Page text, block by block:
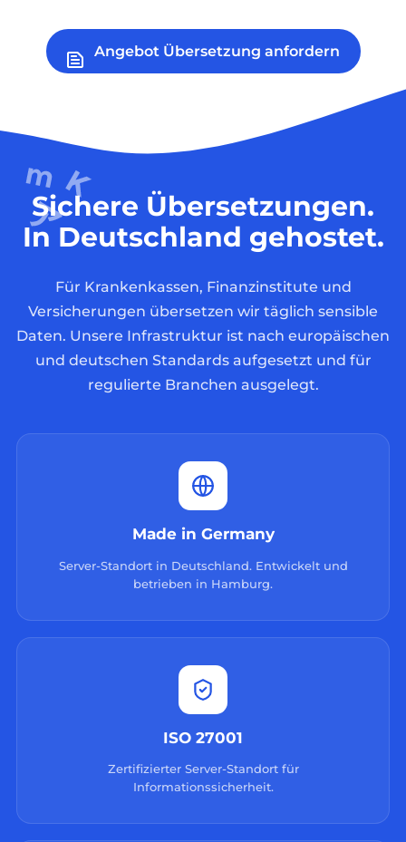
Angebot Übersetzung anfordern
Sichere Übersetzungen.
In Deutschland gehostet.
Für Krankenkassen, Finanzinstitute und
Versicherungen übersetzen wir täglich sensible
Daten. Unsere Infrastruktur ist nach europäischen
und deutschen Standards aufgesetzt und für
regulierte Branchen ausgelegt.
Made in Germany
Server-Standort in Deutschland. Entwickelt und
betrieben in Hamburg.
ISO 27001
Zertifizierter Server-Standort für
Informationssicherheit.